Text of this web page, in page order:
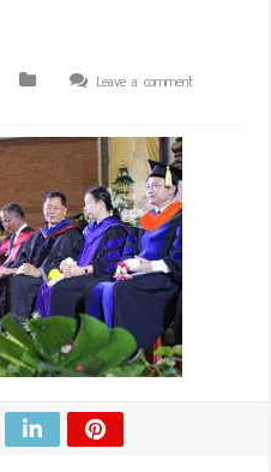
Leave a comment